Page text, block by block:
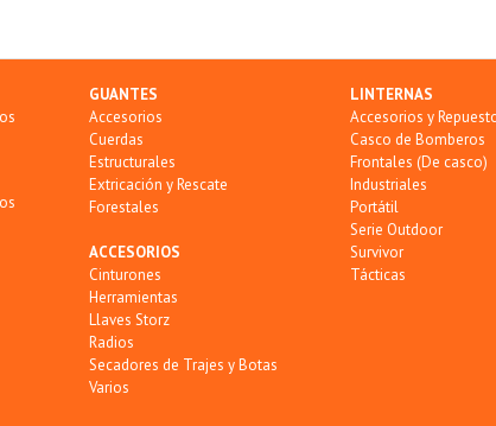
GUANTES
Accesorios
Cuerdas
Estructurales
Extricación y Rescate
Forestales
ACCESORIOS
Cinturones
Herramientas
Llaves Storz
Radios
Secadores de Trajes y Botas
Varios
LINTERNAS
Accesorios y
Casco de Bomberos
Frontales (De casco)
Industriales
Portátil
Serie Outdoor
Survivor
Tácticas